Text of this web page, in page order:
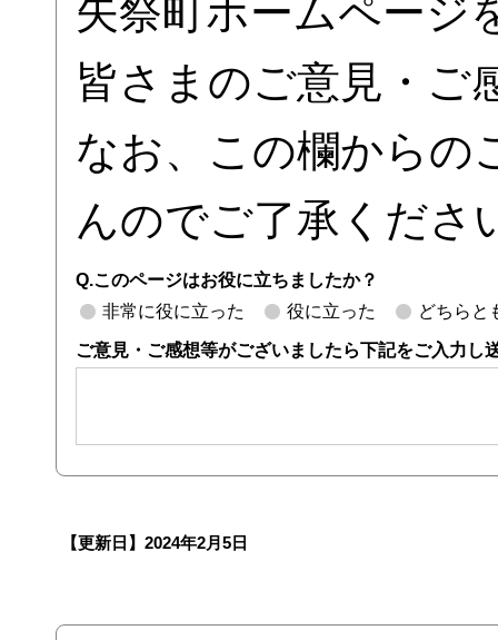
矢祭町ホームページ
皆さまのご意見・ご
なお、この欄からの
んのでご了承くださ
Q.このページはお役に立ちましたか？
非常に役に立った
役に立った どちらと
ご意見・ご感想等がございましたら下記をご入力し
【更新日】 2024年2月5日